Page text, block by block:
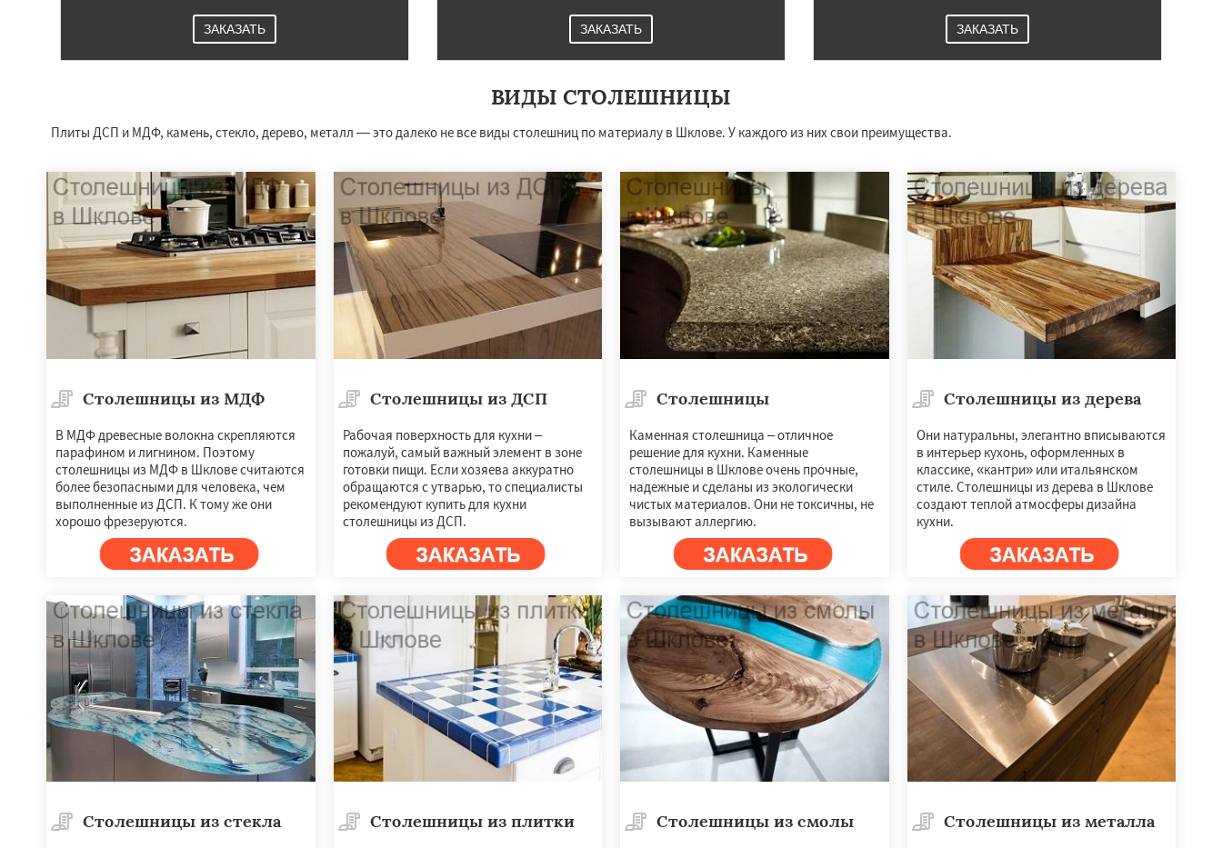
ЗАКАЗАТЬ ЗАКАЗАТЬ ЗАКАЗАТЬ
ВИДЫ СТОЛЕШНИЦЫ
Плиты ДСП и МДФ, камень, стекло, дерево, металл — это далеко не все виды столешниц по материалу в Шклове. У каждого из них свои преимущества.
Столешницы из МДФ
В МДФ древесные волокна скрепляются
парафином и лигнином. Поэтому
столешницы из МДФ в Шклове считаются
более безопасными для человека, чем
выполненные из ДСП. К тому же они
хорошо фрезеруются.
Столешницы из ДСП
Рабочая поверхность для кухни –
пожалуй, самый важный элемент в зоне
готовки пищи. Если хозяева аккуратно
обращаются с утварью, то специалисты
рекомендуют купить для кухни
столешницы из ДСП.
Столешницы
Каменная столешница – отличное
решение для кухни. Каменные
столешницы в Шклове очень прочные,
надежные и сделаны из экологически
чистых материалов. Они не токсичны, не
вызывают аллергию.
Столешницы из дерева
Они натуральны, элегантно вписываются
в интерьер кухонь, оформленных в
классике, «кантри» или итальянском
стиле. Столешницы из дерева в Шклове
создают теплой атмосферы дизайна
кухни.
Столешницы из стекла Столешницы из плитки Столешницы из смолы Столешницы из металла